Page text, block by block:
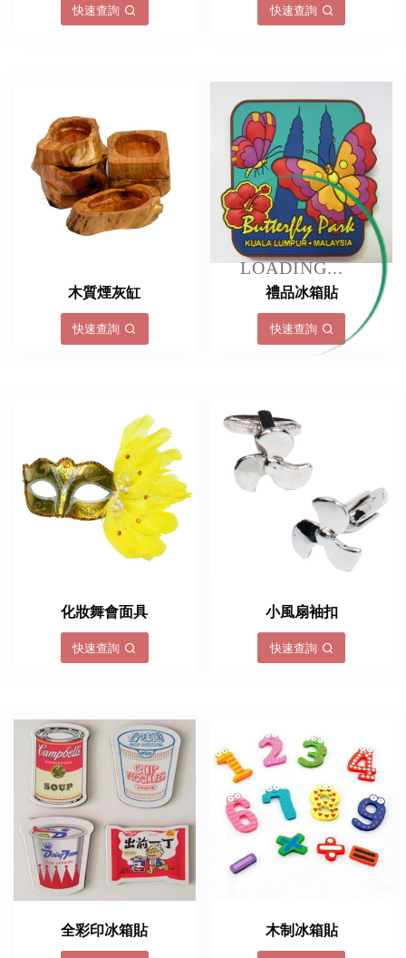
LOADING...
快速查詢 快速查詢
木質煙灰缸
快速查詢
禮品冰箱貼
快速查詢
化妝舞會面具
快速查詢
小風扇袖扣
快速查詢
全彩印冰箱貼 木制冰箱貼